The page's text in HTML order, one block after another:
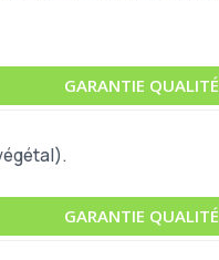
GARANTIE QUALITÉ
GARANTIE QUALITÉ